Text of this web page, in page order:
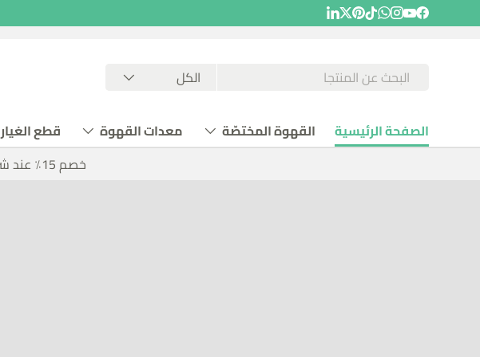
Facebook
YouTube
Instagram
WhatsApp
TikTok
Pinterest
Twitter
LinkedIn
نوع المنتج
الكل
الصفحة الرئيسية
القهوة المختصّة معدات القهوة قطع الغيار
خصم 15٪ عند شرائكم 4 أكياس 250 قرام من أي قهوة